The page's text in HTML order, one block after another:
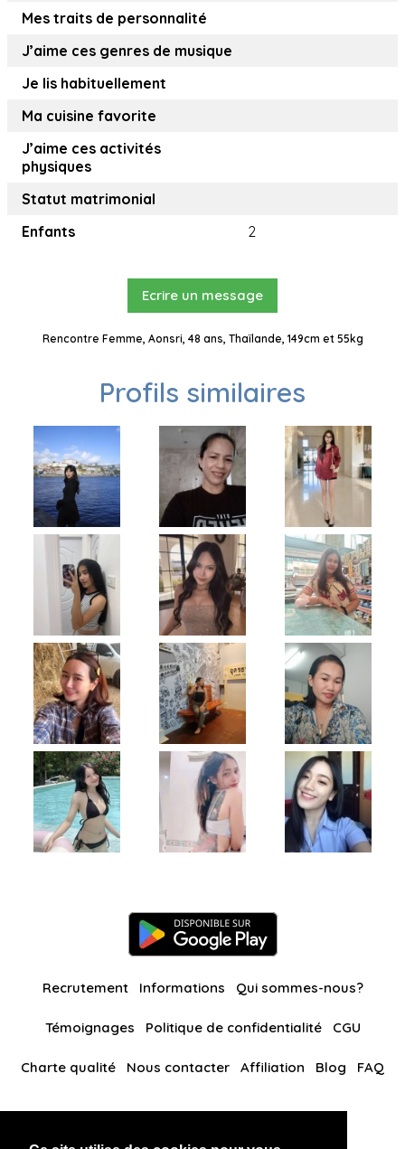
Mes traits de personnalité
J’aime ces genres de musique
Je lis habituellement
Ma cuisine favorite
J’aime ces activités
physiques
Statut matrimonial
Enfants
2
Ecrire un message
Rencontre Femme, Aonsri, 48 ans, Thaïlande, 149cm et 55kg
Profils similaires
Recrutement Informations Qui sommes-nous?
Témoignages Politique de confidentialité CGU
Charte qualité Nous contacter Affiliation Blog FAQ